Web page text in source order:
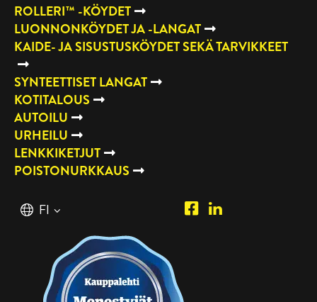
ROLLERI™ -KÖYDET
LUONNONKÖYDET JA -LANGAT
KAIDE- JA SISUSTUSKÖYDET SEKÄ TARVIKKEET
SYNTEETTISET LANGAT
KOTITALOUS
AUTOILU
URHEILU
LENKKIKETJUT
POISTONURKKAUS
Suomi
FI
Piipposhop.com
Manilla